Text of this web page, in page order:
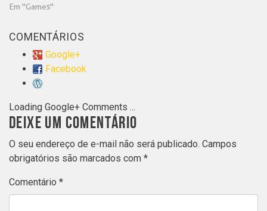
Em "Games"
COMENTÁRIOS
Google+
Facebook
Loading Google+ Comments ...
DEIXE UM COMENTÁRIO
O seu endereço de e-mail não será publicado. Campos
obrigatórios são marcados com *
Comentário *